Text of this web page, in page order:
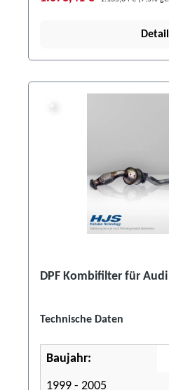
DPF Kombifilter für Audi
Technische Daten
Baujahr:
1999 - 2005